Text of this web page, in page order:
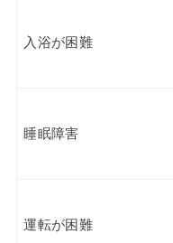
入浴が困難
睡眠障害
運転が困難